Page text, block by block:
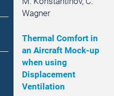
Wagner
Thermal Comfort in
an Aircraft Mock-up
when using
Displacement
Ventilation